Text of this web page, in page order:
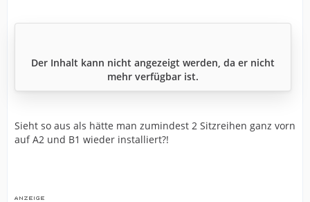
Der Inhalt kann nicht angezeigt werden, da er nicht
mehr verfügbar ist.
Sieht so aus als hätte man zumindest 2 Sitzreihen ganz vorn
auf A2 und B1 wieder installiert?!